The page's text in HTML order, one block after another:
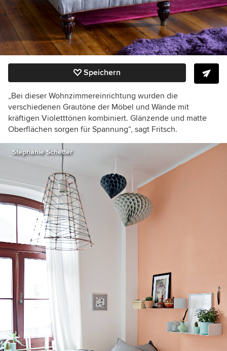
Speichern
„Bei dieser Wohnzimmereinrichtung wurden die
verschiedenen Grautöne der Möbel und Wände mit
kräftigen Violetttönen kombiniert. Glänzende und matte
Oberflächen sorgen für Spannung“, sagt Fritsch.
Stephanie Schetter